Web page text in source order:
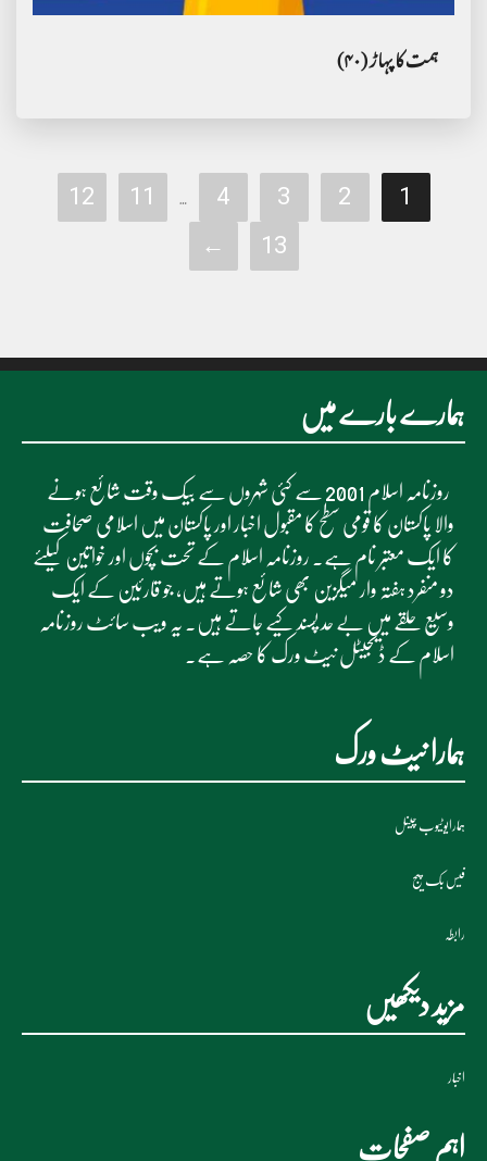
ہمت کا پہاڑ (۴۰)
1
2
3
4
…
11
12
13
←
ہمارے بارے میں
روزنامہ اسلام 2001 سے کئی شہروں سے بیک وقت شائع ہونے
والا پاکستان کا قومی سطح کا مقبول اخبار اور پاکستان میں اسلامی صحافت
کا ایک معتبر نام ہے۔ روزنامہ اسلام کے تحت بچوں اور خواتین کیلئے
دو منفرد ہفتہ وار میگزین بھی شائع ہوتے ہیں، جو قارئین کے ایک
وسیع حلقے میں بے حد پسند کیے جاتے ہیں۔ یہ ویب سائٹ روزنامہ
اسلام کے ڈیجیٹل نیٹ ورک کا حصہ ہے۔
ہمارا نیٹ ورک
ہمارایوٹیوب چینل
فیس بک پیج
رابطہ
مزید دیکھیں
اخبار
اہم صفحات